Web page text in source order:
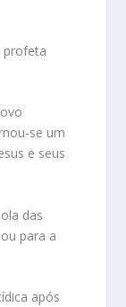
profeta
se um
e seus
das
para a
após